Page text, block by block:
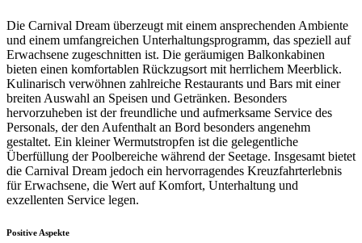
Die Carnival Dream überzeugt mit einem ansprechenden Ambiente
und einem umfangreichen Unterhaltungsprogramm, das speziell auf
Erwachsene zugeschnitten ist. Die geräumigen Balkonkabinen
bieten einen komfortablen Rückzugsort mit herrlichem Meerblick.
Kulinarisch verwöhnen zahlreiche Restaurants und Bars mit einer
breiten Auswahl an Speisen und Getränken. Besonders
hervorzuheben ist der freundliche und aufmerksame Service des
Personals, der den Aufenthalt an Bord besonders angenehm
gestaltet. Ein kleiner Wermutstropfen ist die gelegentliche
Überfüllung der Poolbereiche während der Seetage. Insgesamt bietet
die Carnival Dream jedoch ein hervorragendes Kreuzfahrterlebnis
für Erwachsene, die Wert auf Komfort, Unterhaltung und
exzellenten Service legen.
Positive Aspekte